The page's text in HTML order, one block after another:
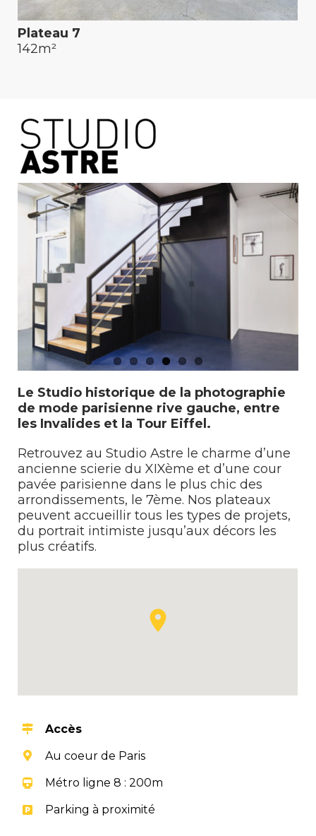
Plateau 7
142m²
Le Studio historique de la photographie
de mode parisienne rive gauche, entre
les Invalides et la Tour Eiffel.
Retrouvez au Studio Astre le charme d’une
ancienne scierie du XIXème et d’une cour
pavée parisienne dans le plus chic des
arrondissements, le 7ème. Nos plateaux
peuvent accueillir tous les types de projets,
du portrait intimiste jusqu’aux décors les
plus créatifs.
Accès
Au coeur de Paris
Métro ligne 8 : 200m
Parking à proximité